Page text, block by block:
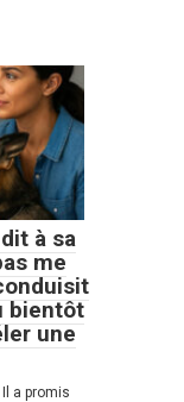
à sa
me
bientôt
une
a promis